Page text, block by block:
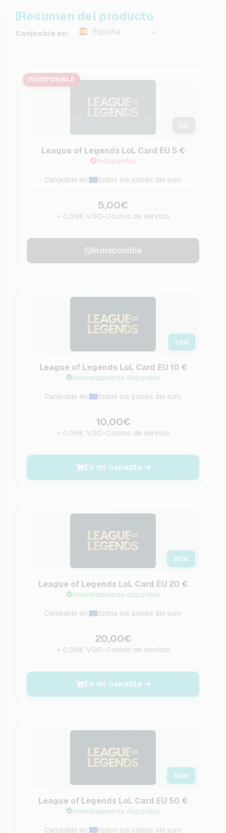
Resumen del producto
Canjeable en: España
INDISPONIBLE
League of Legends LoL Card EU 5 €
Indisponible
Canjeable en: todos los países del euro
5,00€
+ 0,99€ VGO-Costes de servicio
Indisponible
10€
League of Legends LoL Card EU 10 €
Immediatamente disponible
Canjeable en: todos los países del euro
10,00€
+ 0,99€ VGO-Costes de servicio
En mi canasta
20€
League of Legends LoL Card EU 20 €
Immediatamente disponible
Canjeable en: todos los países del euro
20,00€
+ 0,99€ VGO-Costes de servicio
En mi canasta
50€
League of Legends LoL Card EU 50 €
Immediatamente disponible
Canjeable en: todos los países del euro